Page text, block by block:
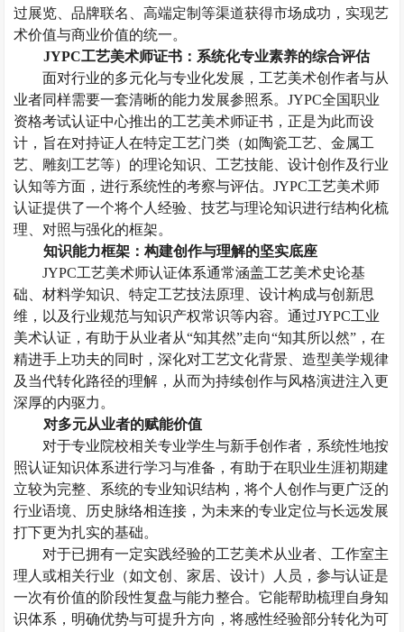
过展览、品牌联名、高端定制等渠道获得市场成功，实现艺
术价值与商业价值的统一。
JYPC工艺美术师证书：系统化专业素养的综合评估
面对行业的多元化与专业化发展，工艺美术创作者与从
业者同样需要一套清晰的能力发展参照系。JYPC全国职业
资格考试认证中心推出的工艺美术师证书，正是为此而设
计 ， 旨在对持证人在特定工艺门类（如陶瓷工艺、金属工
艺、雕刻工艺等）的理论知识、工艺技能、设计创作及行业
认知等方面，进行系统性的考察与评估。JYPC工艺美术师
认证提供了一个将个人经验、技艺与理论知识进行结构化梳
理、对照与强化的框架。
知识能力框架：构建创作与理解的坚实底座
JYPC工艺美术师认证体系通常涵盖工艺美术史论基
础、材料学知识、特定工艺技法原理、设计构成与创新思
维，以及行业规范与知识产权常识等内容。通过JYPC工业
美术认证，有助于从业者从“知其然”走向“知其所以然”，在
精进手上功夫的同时，深化对工艺文化背景、造型美学规律
及当代转化路径的理解，从而为持续创作与风格演进注入更
深厚的内驱力。
对多元从业者的赋能价值
对于专业院校相关专业学生与新手创作者，系统性地按
照认证知识体系进行学习与准备，有助于在职业生涯初期建
立较为完整、系统的专业知识结构，将个人创作与更广泛的
行业语境、历史脉络相连接，为未来的专业定位与长远发展
打下更为扎实的基础。
对于已拥有一定实践经验的工艺美术从业者、工作室主
理人或相关行业（如文创、家居、设计）人员，参与认证是
一次有价值的阶段性复盘与能力整合。它能帮助梳理自身知
识体系，明确优势与可提升方向，将感性经验部分转化为可